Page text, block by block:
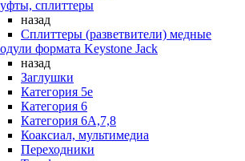
сплиттеры
назад
Сплиттеры (разветвители) медные
формата Keystone Jack
назад
Заглушки
Категория 5е
Категория 6
Категория 6А,7,8
Коаксиал, мультимедиа
Переходники